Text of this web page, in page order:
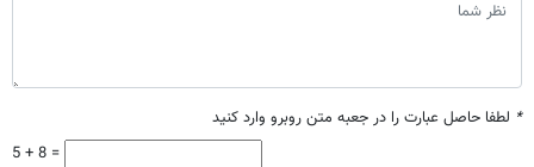
* لطفا حاصل عبارت را در جعبه متن روبرو وارد کنید
5 + 8 =